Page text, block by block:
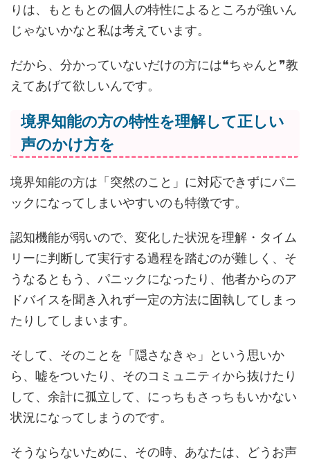
りは、もともとの個人の特性によるところが強いん
じゃないかなと私は考えています。
だから、分かっていないだけの方には❝ちゃんと❞教
えてあげて欲しいんです。
境界知能の方の特性を理解して正しい
声のかけ方を
境界知能の方は「突然のこと」に対応できずにパニ
ックになってしまいやすいのも特徴です。
認知機能が弱いので、変化した状況を理解・タイム
リーに判断して実行する過程を踏むのが難しく、そ
うなるともう、パニックになったり、他者からのア
ドバイスを聞き入れず一定の方法に固執してしまっ
たりしてしまいます。
そして、そのことを「隠さなきゃ」という思いか
ら、嘘をついたり、そのコミュニティから抜けたり
して、余計に孤立して、にっちもさっちもいかない
状況になってしまうのです。
そうならないために、その時、あなたは、どうお声